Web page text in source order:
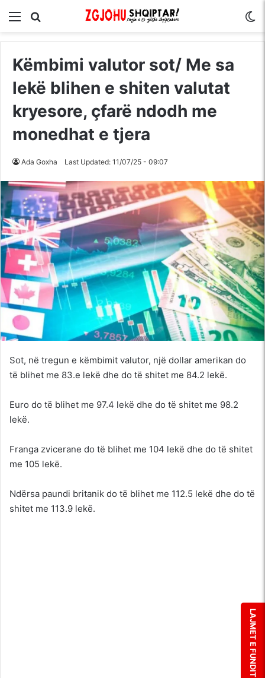
Menu
Këmbimi valutor sot/ Me sa
lekë blihen e shiten valutat
kryesore, çfarë ndodh me
monedhat e tjera
Ada Goxha Last Updated: 11/07/25 - 09:07
Sot, në tregun e këmbimit valutor, një dollar amerikan do
të blihet me 83.e lekë dhe do të shitet me 84.2 lekë.
Euro do të blihet me 97.4 lekë dhe do të shitet me 98.2
lekë.
Franga zvicerane do të blihet me 104 lekë dhe do të shitet
me 105 lekë.
Ndërsa paundi britanik do të blihet me 112.5 lekë dhe do të
shitet me 113.9 lekë.
LAJMET E FUNDIT